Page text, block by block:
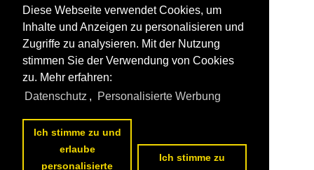
Diese Webseite verwendet Cookies, um
Inhalte und Anzeigen zu personalisieren und
Zugriffe zu analysieren. Mit der Nutzung
stimmen Sie der Verwendung von Cookies
zu. Mehr erfahren:
Datenschutz , Personalisierte Werbung
Ich stimme zu und
erlaube
personalisierte
Ich stimme zu